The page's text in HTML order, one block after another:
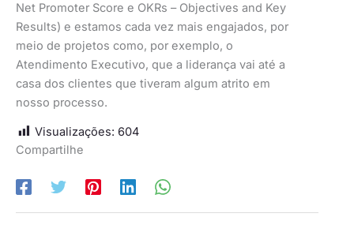
Net Promoter Score e OKRs – Objectives and Key
Results) e estamos cada vez mais engajados, por
meio de projetos como, por exemplo, o
Atendimento Executivo, que a liderança vai até a
casa dos clientes que tiveram algum atrito em
nosso processo.
Visualizações: 604
Compartilhe